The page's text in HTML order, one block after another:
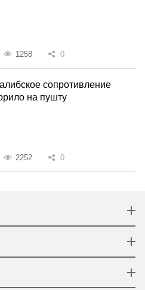
1258 0
сопротивление
на пушту
2252 0